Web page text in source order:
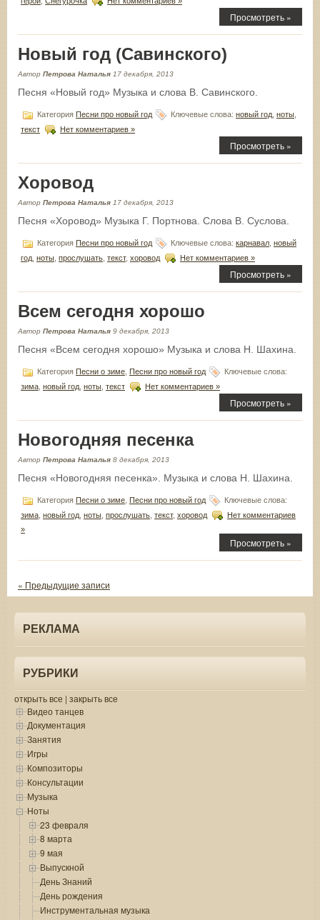
Просмотреть »
Новый год (Савинского)
Автор Петрова Наталья 17 декабря, 2013
Песня «Новый год» Музыка и слова В. Савинского.
Категория Песни про новый год Ключевые слова: новый год ноты
текст
Нет комментариев »
Просмотреть »
Хоровод
Автор Петрова Наталья 17 декабря, 2013
Песня «Хоровод» Музыка Г. Портнова. Слова В. Суслова.
Категория Песни про новый год Ключевые слова: карнавал новый
год ноты прослушать текст, хоровод Нет комментариев »
Просмотреть »
Всем сегодня хорошо
Автор Петрова Наталья 9 декабря, 2013
Песня «Всем сегодня хорошо» Музыка и слова Н. Шахина.
Категория Песни о зиме Песни про новый год
Ключевые слова:
зима новый год ноты текст Нет комментариев »
Просмотреть »
Новогодняя песенка
Автор Петрова Наталья 8 декабря, 2013
Песня «Новогодняя песенка». Музыка и слова Н. Шахина.
Категория Песни о зиме Песни про новый год
Ключевые слова:
зима новый год ноты прослушать текст, хоровод
Нет комментариев
»
Просмотреть »
« Предыдущие записи
РЕКЛАМА
РУБРИКИ
открыть все | закрыть все
Видео танцев
Документация
Занятия
Игры
Композиторы
Консультации
Музыка
Ноты
23 февраля
8 марта
9 мая
Выпускной
День Знаний
День рождения
Инструментальная музыка